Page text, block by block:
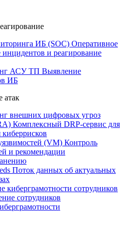
ИБ (SOC) Оперативное
и реагирование
АСУ ТП Выявление
ИБ
атак
внешних цифровых угроз
Комплексный DRP-сервис для
(VM) Контроль
и рекомендации
Поток данных об актуальных
киберграмотности сотрудников
сотрудников